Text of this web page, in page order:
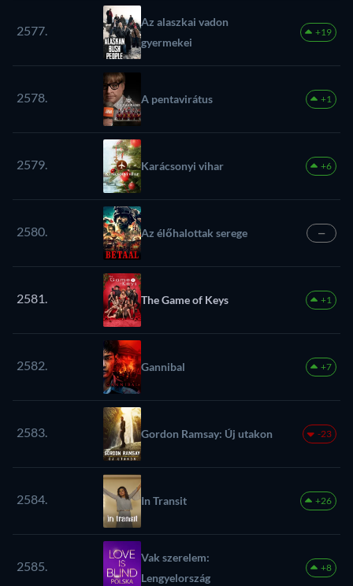
2577.
Az alaszkai vadon
gyermekei
+19
2578. A pentavirátus +1
2579. Karácsonyi vihar +6
2580. Az élőhalottak serege —
2581. The Game of Keys +1
2582. Gannibal +7
2583. Gordon Ramsay: Új utakon -23
2584. In Transit +26
2585.
Vak szerelem:
Lengyelország
+8